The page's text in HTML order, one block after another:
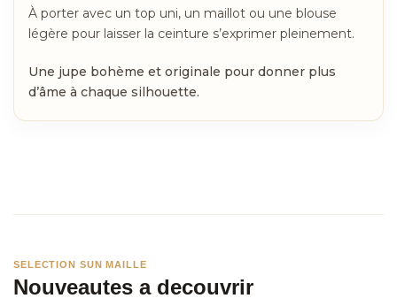
À porter avec un top uni, un maillot ou une blouse
légère pour laisser la ceinture s’exprimer pleinement.
Une jupe bohème et originale pour donner plus
d’âme à chaque silhouette.